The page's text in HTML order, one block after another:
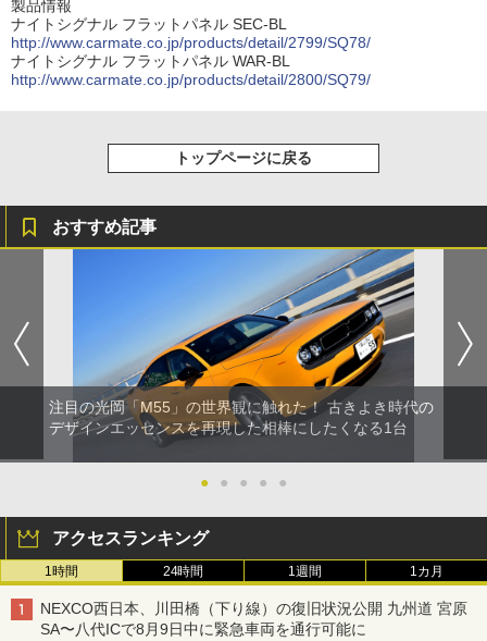
製品情報
ナイトシグナル フラットパネル SEC-BL
http://www.carmate.co.jp/products/detail/2799/SQ78/
ナイトシグナル フラットパネル WAR-BL
http://www.carmate.co.jp/products/detail/2800/SQ79/
トップページに戻る
おすすめ記事
注目の光岡「M55」の世界観に触れた！ 古きよき時代の
デザインエッセンスを再現した相棒にしたくなる1台
● ● ● ● ●
アクセスランキング
1時間 24時間 1週間 1カ月
NEXCO西日本、川田橋（下り線）の復旧状況公開 九州道 宮原
SA〜八代ICで8月9日中に緊急車両を通行可能に